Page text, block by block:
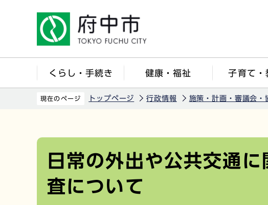
くらし・手続き 健康・福祉 子育て・
現在のページ トップページ 行政情報 施策・計画・審議会・
日常の外出や公共交通
査について